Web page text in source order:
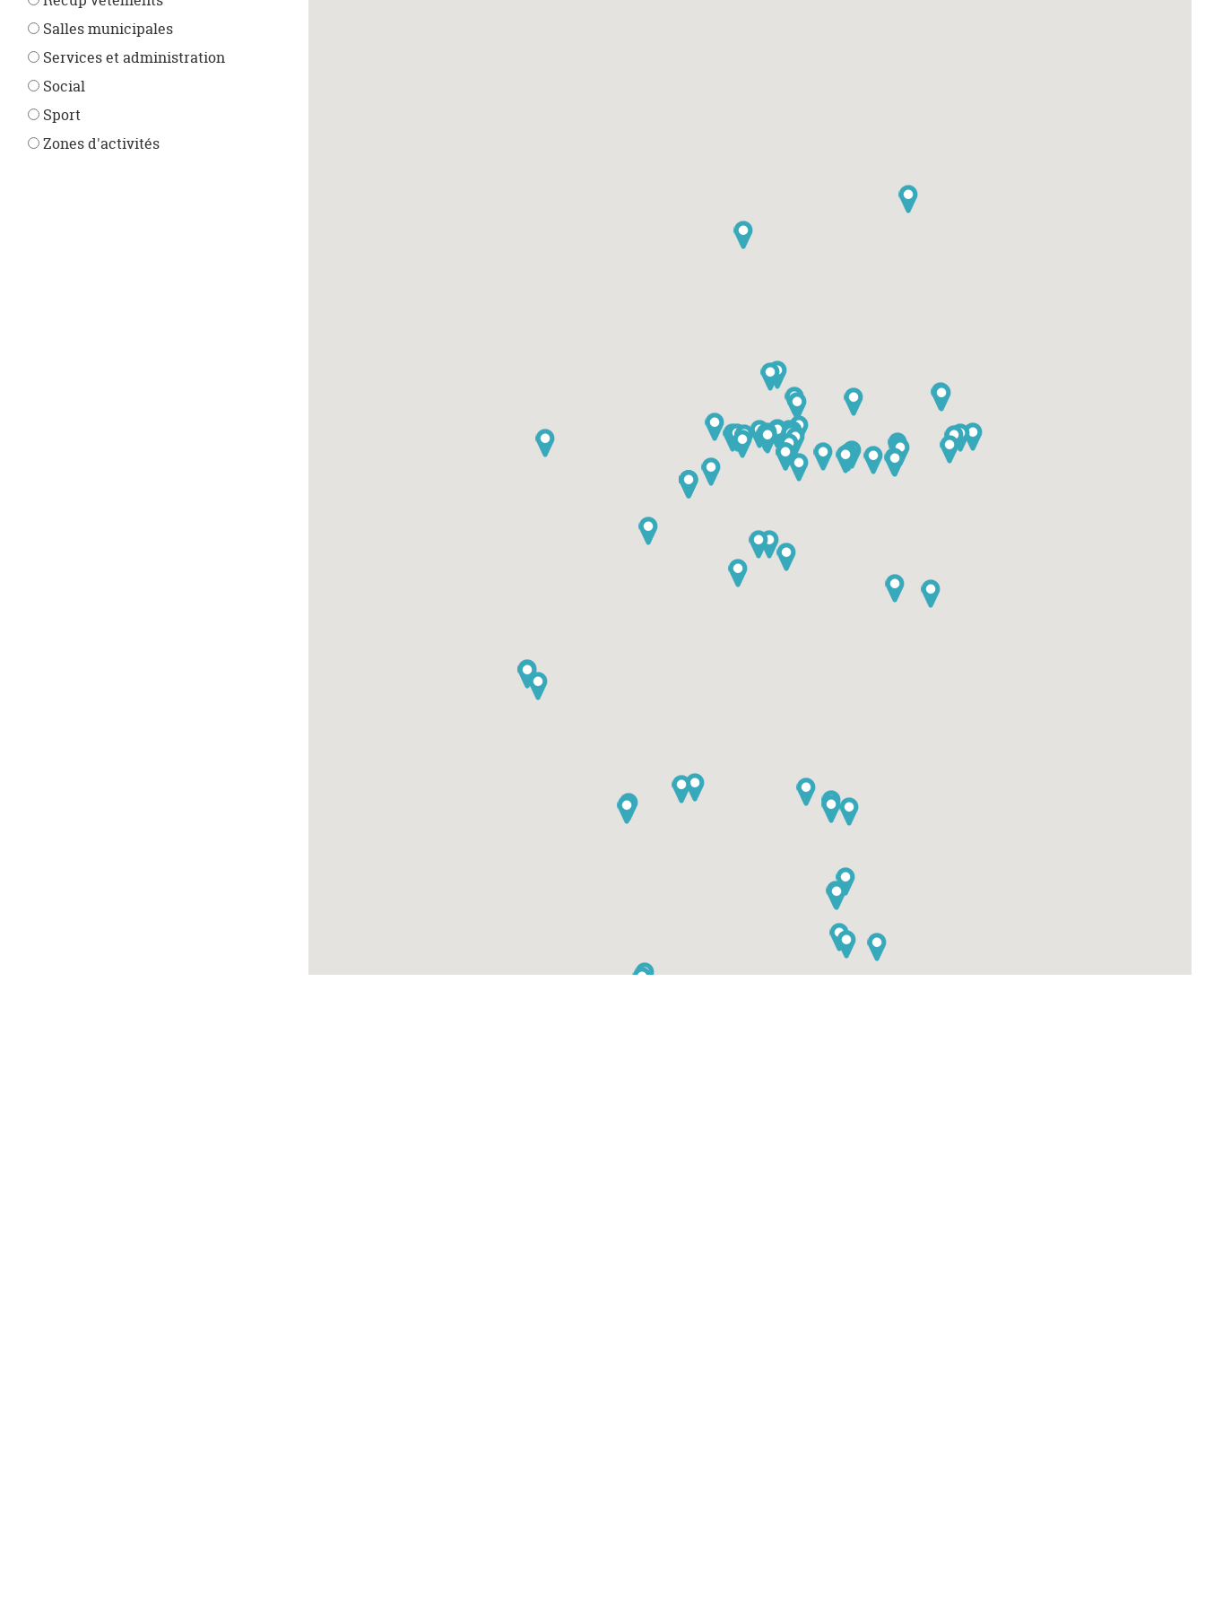
Salles municipales
Services et administration
Social
Sport
Zones d'activités